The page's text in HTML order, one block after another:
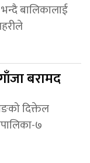
बालिकालाई
बरामद
दिक्तेल
७